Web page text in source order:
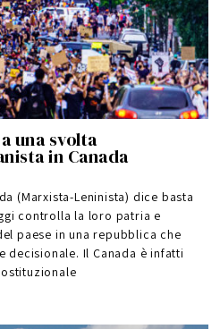
una svolta
in Canada
(Marxista-Leninista) dice basta
controlla la loro patria e
paese in una repubblica che
Il Canada è infatti